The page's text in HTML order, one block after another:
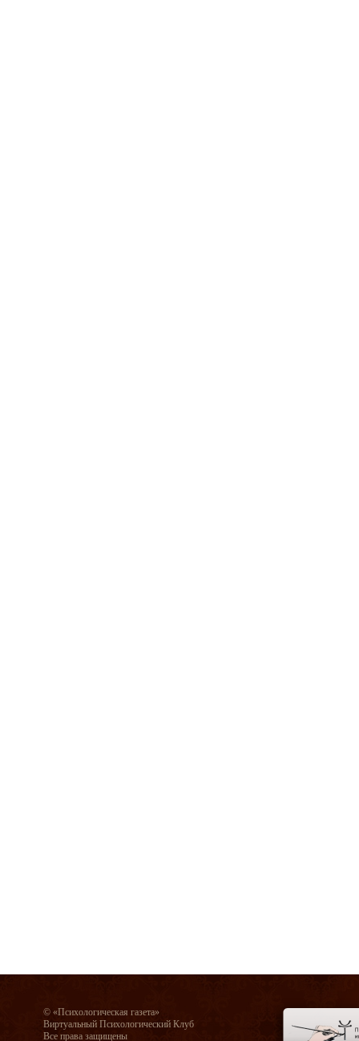
© «Психологическая газета»
Виртуальный Психологический Клуб
Все права защищены